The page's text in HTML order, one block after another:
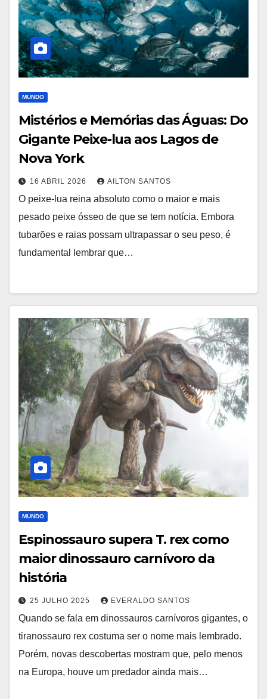
MUNDO
Mistérios e Memórias das Águas: Do
Gigante Peixe-lua aos Lagos de
Nova York
16 ABRIL 2026 AILTON SANTOS
O peixe-lua reina absoluto como o maior e mais
pesado peixe ósseo de que se tem notícia. Embora
tubarões e raias possam ultrapassar o seu peso, é
fundamental lembrar que…
MUNDO
Espinossauro supera T. rex como
maior dinossauro carnívoro da
história
25 JULHO 2025 EVERALDO SANTOS
Quando se fala em dinossauros carnívoros gigantes, o
tiranossauro rex costuma ser o nome mais lembrado.
Porém, novas descobertas mostram que, pelo menos
na Europa, houve um predador ainda mais…